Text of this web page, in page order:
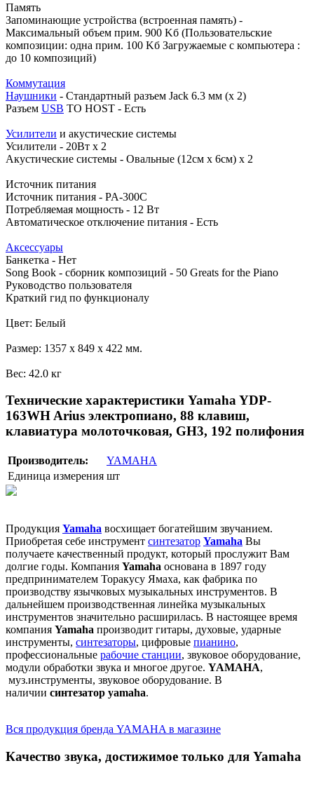
Память
Запоминающие устройства (встроенная память) -
Максимальный объем прим. 900 Kб (Пользовательские
композиции: одна прим. 100 Kб Загружаемые с компьютера :
до 10 композиций)
Коммутация
Наушники - Стандартный разъем Jack 6.3 мм (x 2)
Разъем USB TO HOST - Есть
Усилители и акустические системы
Усилители - 20Вт x 2
Акустические системы - Овальные (12см x 6см) x 2
Источник питания
Источник питания - PA-300C
Потребляемая мощность - 12 Вт
Автоматическое отключение питания - Есть
Аксессуары
Банкетка - Нет
Song Book - сборник композиций - 50 Greats for the Piano
Руководство пользователя
Краткий гид по функционалу
Цвет: Белый
Размер: 1357 х 849 х 422 мм.
Вес: 42.0 кг
Технические характеристики Yamaha YDP-
163WH Arius электропиано, 88 клавиш,
клавиатура молоточковая, GH3, 192 полифония
Производитель:
YAMAHA
Единица измерения шт
Продукция Yamaha восхищает богатейшим звучанием.
Приобретая себе инструмент синтезатор Yamaha Вы
получаете качественный продукт, который прослужит Вам
долгие годы. Компания Yamaha основана в 1897 году
предпринимателем Торакусу Ямаха, как фабрика по
производству язычковых музыкальных инструментов. В
дальнейшем производственная линейка музыкальных
инструментов значительно расширилась. В настоящее время
компания Yamaha производит гитары, духовые, ударные
инструменты, синтезаторы, цифровые пианино,
профессиональные рабочие станции, звуковое оборудование,
модули обработки звука и многое другое. YAMAHA,
муз.инструменты, звуковое оборудование. В
наличии синтезатор yamaha.
Вся продукция бренда YAMAHA в магазине
Качество звука, достижимое только для Yamaha